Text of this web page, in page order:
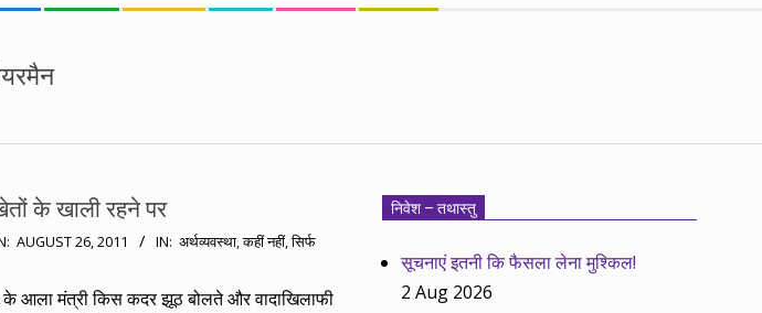
के खाली रहने पर
AUGUST 26, 2011 IN: अर्थव्यवस्था,कहीं नहीं, सिर्फ
आला मंत्री किस कदर झूठ बोलते और वादाखिलाफी
निवेश – तथास्तु
सूचनाएं इतनी कि फैसला लेना मुश्किल!
2 Aug 2026